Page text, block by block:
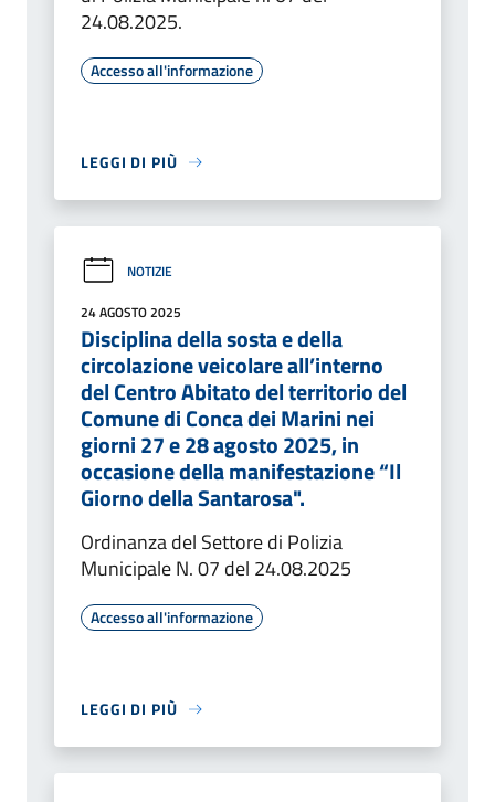
24.08.2025.
Accesso all'informazione
LEGGI DI PIÙ
NOTIZIE
24 AGOSTO 2025
Disciplina della sosta e della
circolazione veicolare all’interno
del Centro Abitato del territorio del
Comune di Conca dei Marini nei
giorni 27 e 28 agosto 2025, in
occasione della manifestazione “Il
Giorno della Santarosa".
Ordinanza del Settore di Polizia
Municipale N. 07 del 24.08.2025
Accesso all'informazione
LEGGI DI PIÙ